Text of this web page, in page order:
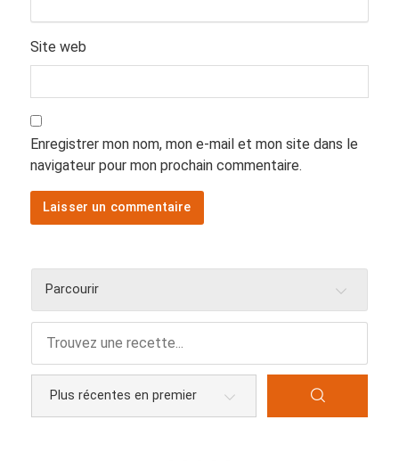
Site web
Enregistrer mon nom, mon e-mail et mon site dans le
navigateur pour mon prochain commentaire.
Parcourir